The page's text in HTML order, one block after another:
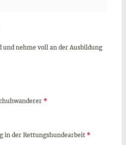
nehme voll an der Ausbildung
*
in der Rettungshundearbeit *